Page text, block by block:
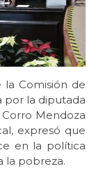
Comisión de
por la diputada
Mendoza
expresó que
en la política
la pobreza.